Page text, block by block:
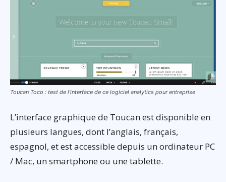
Toucan Toco : test de l’interface de ce logiciel analytics pour entreprise
L’interface graphique de Toucan est disponible en
plusieurs langues, dont l’anglais, français,
espagnol, et est accessible depuis un ordinateur PC
/ Mac, un smartphone ou une tablette.